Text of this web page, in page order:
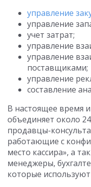
управление
управление
учет затрат;
управление
управление
поставщиками;
управление
составление
В настоящее время
объединяет около
продавцы-
работающие с
место кассира», а
менеджеры,
которые